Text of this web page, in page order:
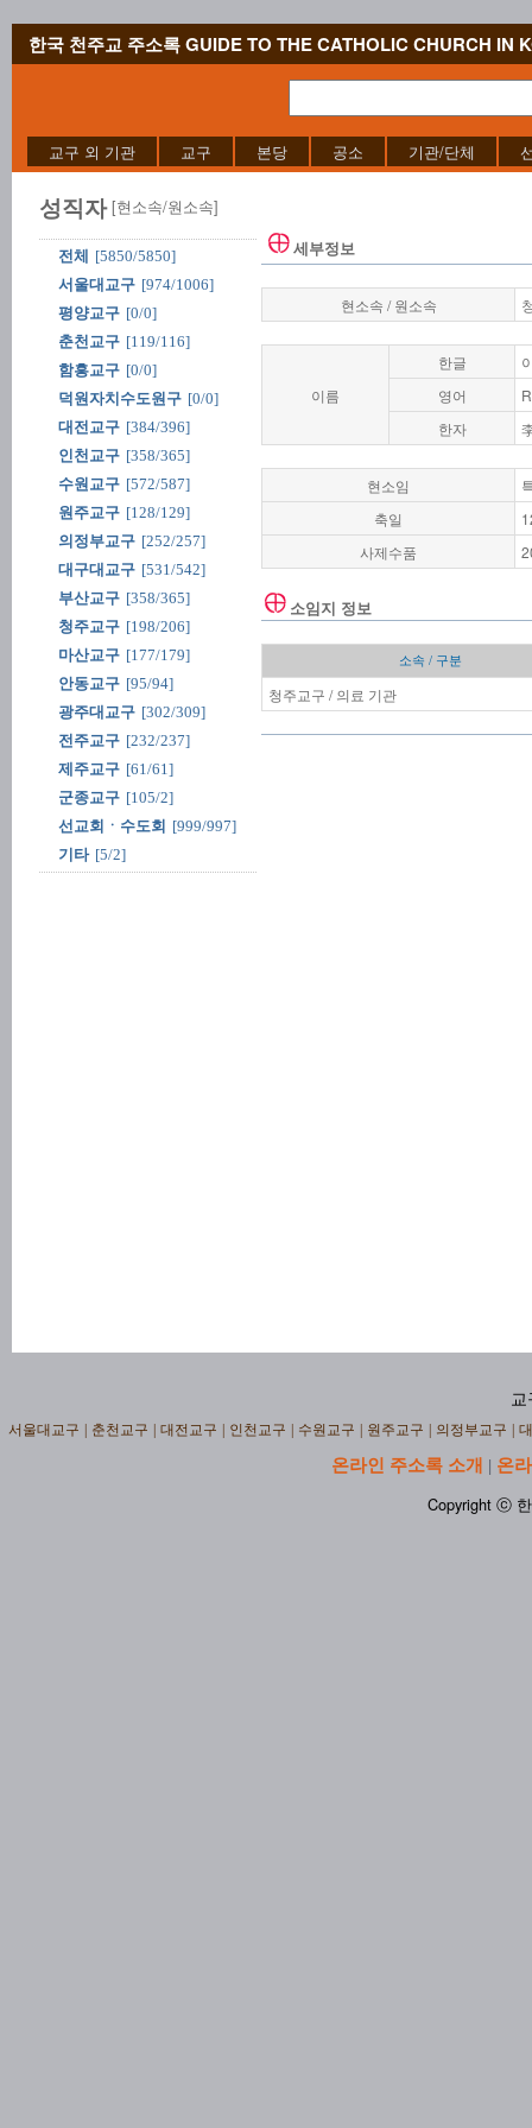
한국 천주교 주소록 GUIDE TO THE CATHOLIC CHURCH IN
교구 외 기관 교구 본당 공소 기관/단체
성직자 [현소속/원소속]
전체
[5850/5850]
서울대교구 [974/1006]
평양교구 [0/0]
춘천교구 [119/116]
함흥교구 [0/0]
덕원자치수도원구 [0/0]
대전교구 [384/396]
인천교구 [358/365]
수원교구 [572/587]
원주교구 [128/129]
의정부교구 [252/257]
대구대교구 [531/542]
부산교구 [358/365]
청주교구 [198/206]
마산교구 [177/179]
안동교구 [95/94]
광주대교구 [302/309]
전주교구 [232/237]
제주교구 [61/61]
군종교구 [105/2]
선교회ㆍ수도회 [999/997]
기타 [5/2]
세부정보
현소속 / 원소속
이름
한글
영어
한자
현소임
축일
사제수품
소임지 정보
소속 / 구분
청주교구 / 의료 기관
교
서울대교구 춘천교구 대전교구 인천교구 수원교구 원주교구 의정부교구
온라인 주소록 소개 | 온
Copyright ⓒ